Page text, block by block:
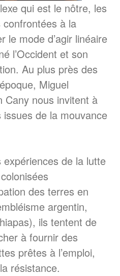
qui est le nôtre, les
à la
le mode d’agir linéaire
l’Occident et son
Au plus près des
Miguel
Cany nous invitent à
de la mouvance
expériences de la lutte
des terres en
argentin,
ils tentent de
à fournir des
prêtes à l’emploi,
résistance.